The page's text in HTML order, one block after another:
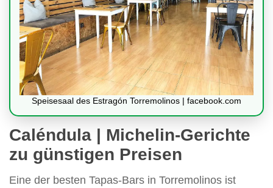
Speisesaal des Estragón Torremolinos | facebook.com
Caléndula | Michelin-Gerichte
zu günstigen Preisen
Eine der besten Tapas-Bars in Torremolinos ist